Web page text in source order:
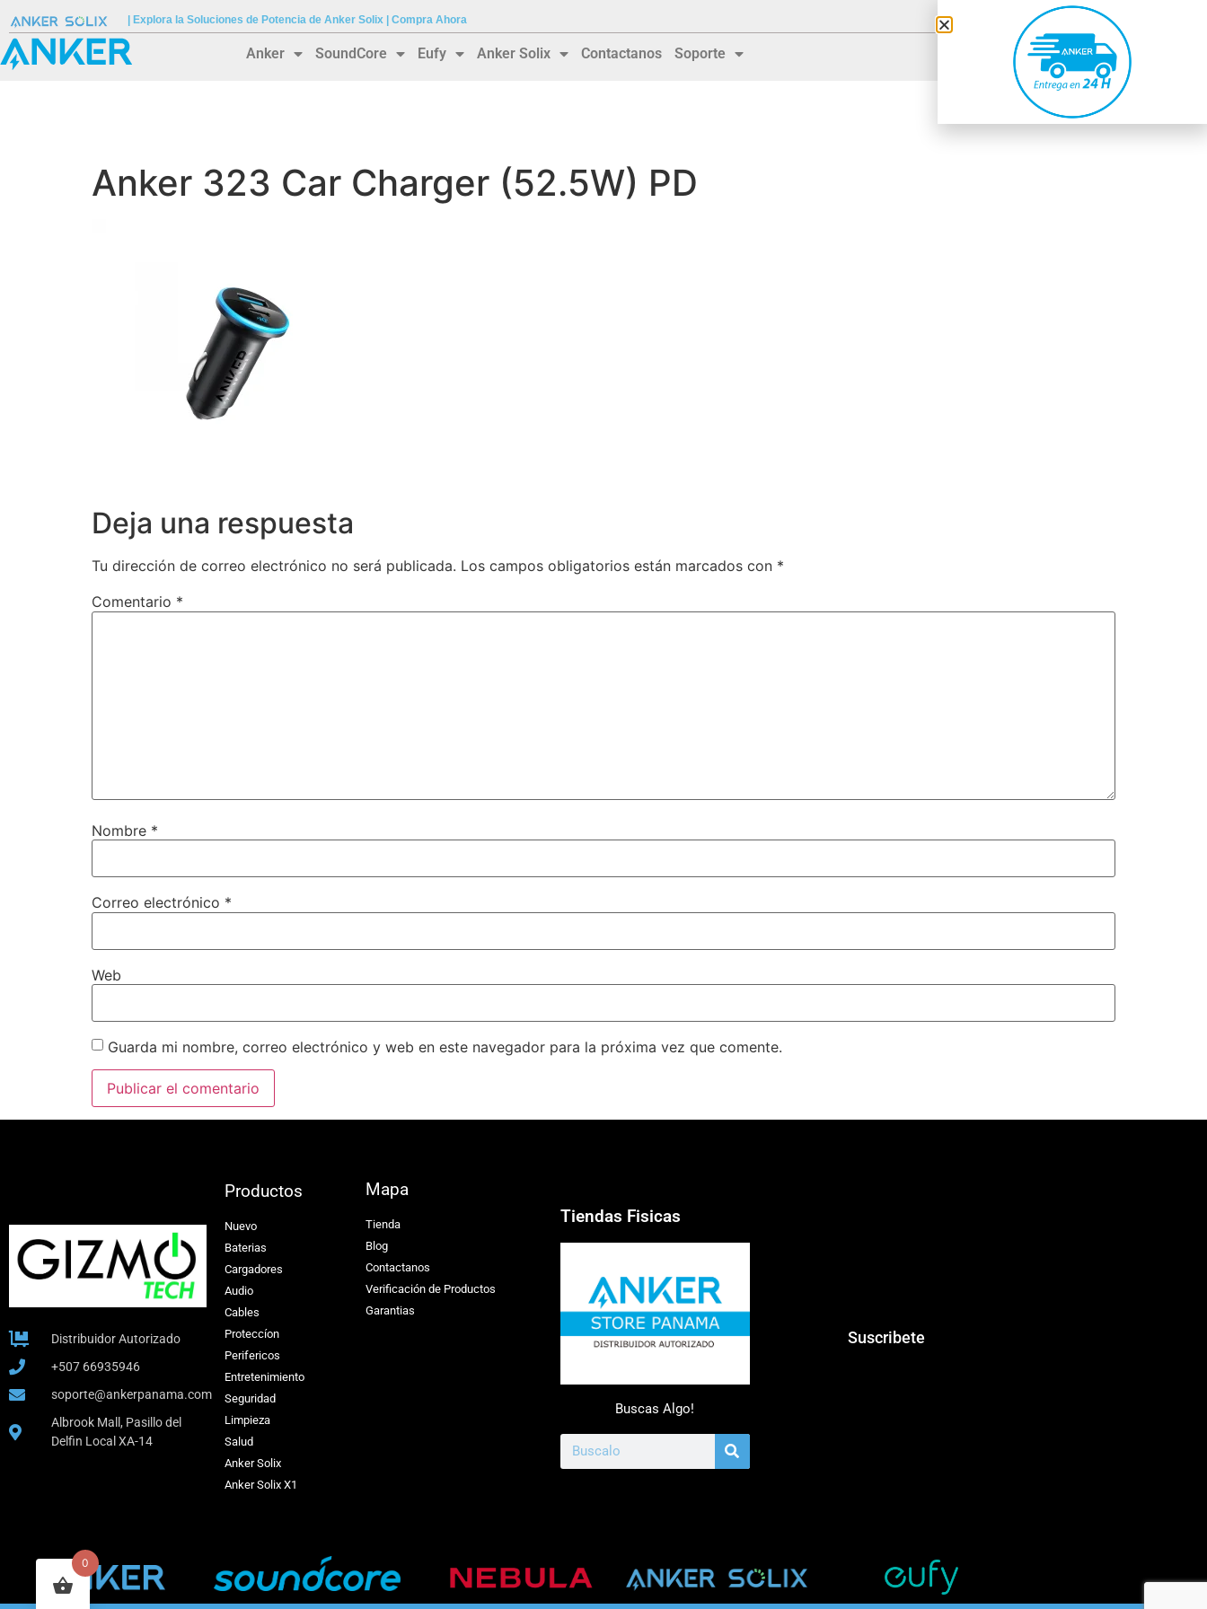
| Explora la Soluciones de Potencia de Anker Solix | Compra Ahora
Anker SoundCore Eufy Anker Solix Contactanos Soporte
Anker 323 Car Charger (52.5W) PD
Deja una respuesta
Tu dirección de correo electrónico no será publicada. Los campos obligatorios están marcados con *
Comentario *
Nombre *
Correo electrónico *
Web
Guarda mi nombre, correo electrónico y web en este navegador para la próxima vez que comente.
Distribuidor Autorizado
+507 66935946
soporte@ankerpanama.com
Albrook Mall, Pasillo del
Delfin Local XA-14
Productos
Nuevo
Baterias
Cargadores
Audio
Cables
Proteccíon
Perifericos
Entretenimiento
Seguridad
Limpieza
Salud
Anker Solix
Anker Solix X1
Mapa
Tienda
Blog
Contactanos
Verificación de Productos
Garantias
Tiendas Fisicas
Buscas Algo!
Suscribete
0